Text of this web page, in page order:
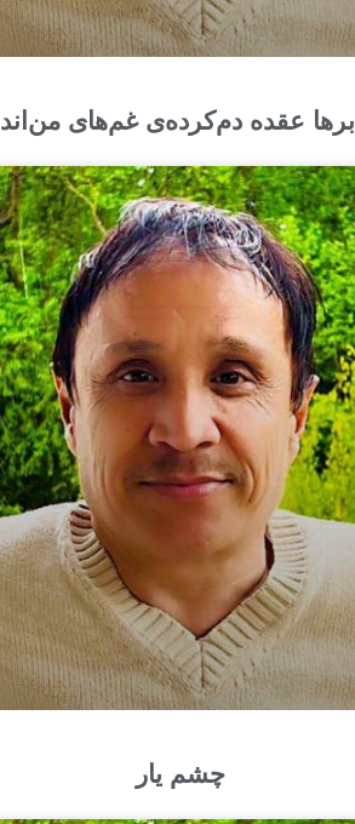
ابرها عقده دم‌کرده‌ی غم‌های من‌اند
چشم یار